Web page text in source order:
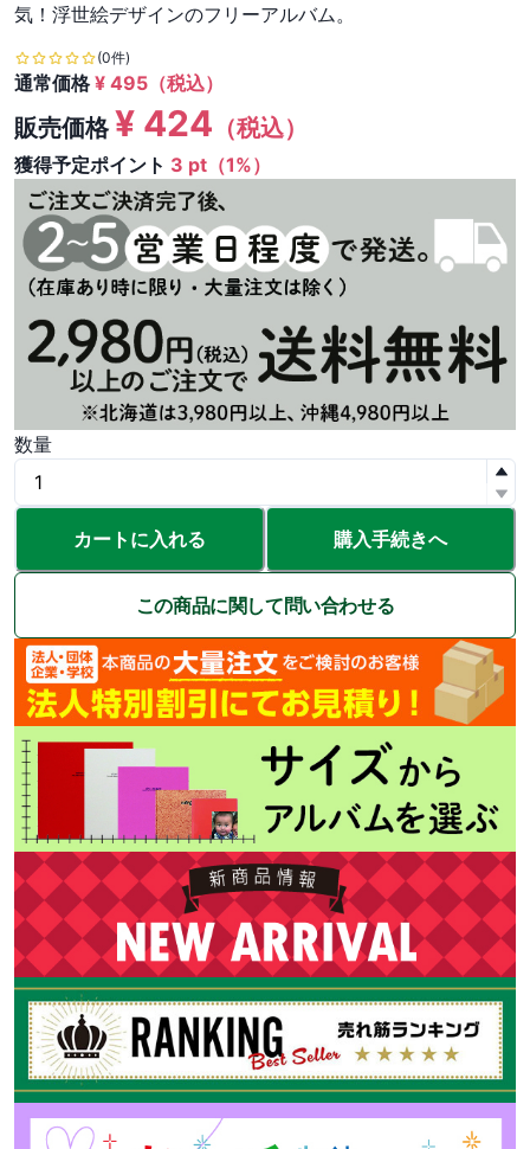
気！浮世絵デザインのフリーアルバム。
(0件)
通常価格¥ 495 （税込）
販売価格¥ 424 （税込）
獲得予定ポイント 3 pt（1%）
数量
カートに入れる 購入手続きへ
この商品に関して問い合わせる